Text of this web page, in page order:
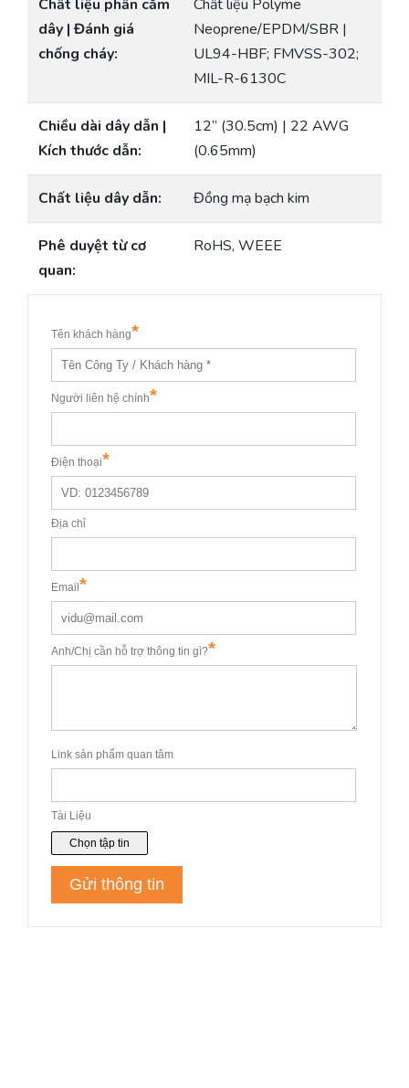
Chất liệu phần cắm
dây | Đánh giá
chống cháy:
Chất liệu Polyme
Neoprene/EPDM/SBR |
UL94-HBF; FMVSS-302;
MIL-R-6130C
Chiều dài dây dẫn |
Kích thước dẫn:
12” (30.5cm) | 22 AWG
(0.65mm)
Chất liệu dây dẫn: Đồng mạ bạch kim
Phê duyệt từ cơ
quan:
RoHS, WEEE